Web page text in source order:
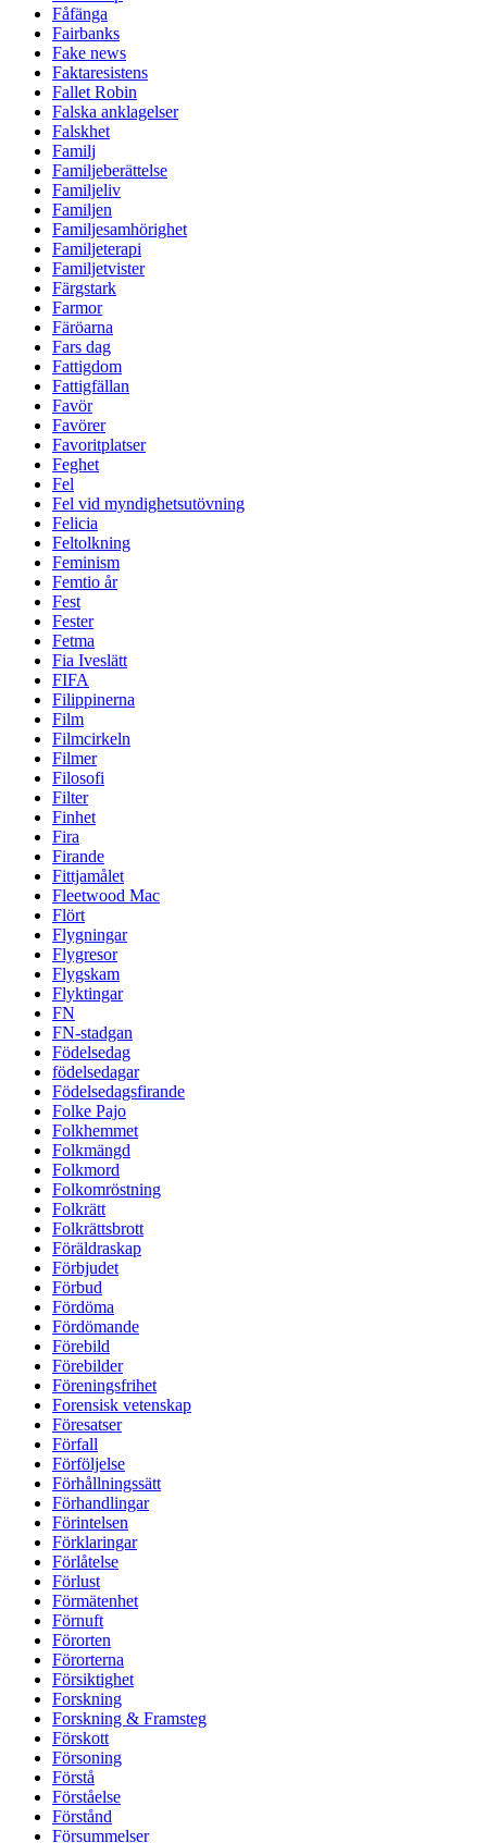
Fåfänga
Fairbanks
Fake news
Faktaresistens
Fallet Robin
Falska anklagelser
Falskhet
Familj
Familjeberättelse
Familjeliv
Familjen
Familjesamhörighet
Familjeterapi
Familjetvister
Färgstark
Farmor
Färöarna
Fars dag
Fattigdom
Fattigfällan
Favör
Favörer
Favoritplatser
Feghet
Fel
Fel vid myndighetsutövning
Felicia
Feltolkning
Feminism
Femtio år
Fest
Fester
Fetma
Fia Iveslätt
FIFA
Filippinerna
Film
Filmcirkeln
Filmer
Filosofi
Filter
Finhet
Fira
Firande
Fittjamålet
Fleetwood Mac
Flört
Flygningar
Flygresor
Flygskam
Flyktingar
FN
FN-stadgan
Födelsedag
födelsedagar
Födelsedagsfirande
Folke Pajo
Folkhemmet
Folkmängd
Folkmord
Folkomröstning
Folkrätt
Folkrättsbrott
Föräldraskap
Förbjudet
Förbud
Fördöma
Fördömande
Förebild
Förebilder
Föreningsfrihet
Forensisk vetenskap
Föresatser
Förfall
Förföljelse
Förhållningssätt
Förhandlingar
Förintelsen
Förklaringar
Förlåtelse
Förlust
Förmätenhet
Förnuft
Förorten
Förorterna
Försiktighet
Forskning
Forskning & Framsteg
Förskott
Försoning
Förstå
Förståelse
Förstånd
Försummelser